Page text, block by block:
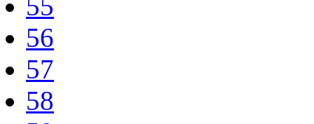
56
57
58